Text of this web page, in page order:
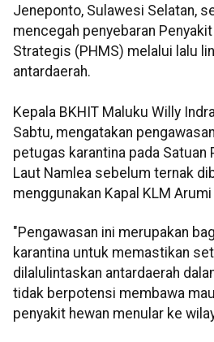
Jeneponto, Sulawesi Selatan,
mencegah penyebaran
Strategis (PHMS) melalui lalu
antardaerah.
Kepala BKHIT Maluku Willy
Sabtu, mengatakan
petugas karantina pada Satuan
Laut Namlea sebelum ternak
menggunakan Kapal KLM Arumi
"Pengawasan ini merupakan
karantina untuk memastikan
dilalulintaskan antardaerah
tidak berpotensi membawa
penyakit hewan menular ke